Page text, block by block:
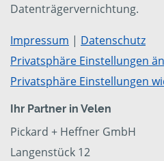
Datenträgervernichtung.
Impressum | Datenschutz
Privatsphäre Einstellungen
Privatsphäre Einstellungen
Ihr Partner in Velen
Pickard + Heffner GmbH
Langenstück 12